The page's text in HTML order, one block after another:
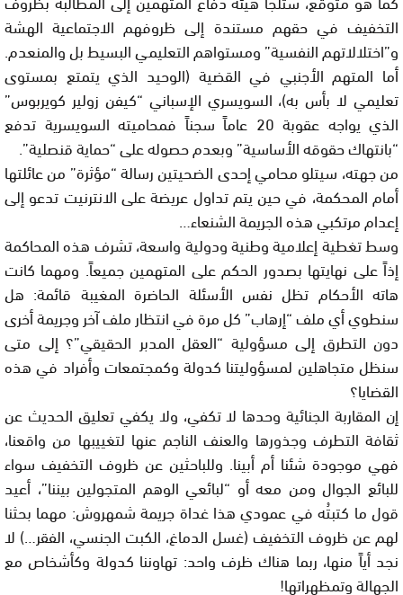
التخفيف في حقهم مستندة إلى ظروفهم الاجتماعية الهشة
و”اختلالاتهم النفسية” ومستواهم التعليمي البسيط بل والمنعدم.
أما المتهم الأجنبي في القضية (الوحيد الذي يتمتع بمستوى
تعليمي لا بأس به)، السويسري الإسباني “كيفن زولير كويربوس”
الذي يواجه عقوبة 20 عاماً سجناً فمحاميته السويسرية تدفع
“بانتهاك حقوقه الأساسية” وبعدم حصوله على “حماية قنصلية”.
من جهته، سيتلو محامي إحدى الضحيتين رسالة “مؤثرة” من عائلتها
أمام المحكمة، في حين يتم تداول عريضة على الانترنيت تدعو إلى
إعدام مرتكبي هذه الجريمة الشنعاء…
وسط تغطية إعلامية وطنية ودولية واسعة، تشرف هذه المحاكمة
إذاً على نهايتها بصدور الحكم على المتهمين جميعاً. ومهما كانت
هاته الأحكام تظل نفس الأسئلة الحاضرة المغيبة قائمة: هل
سنطوي أي ملف “إرهاب” كل مرة في انتظار ملف آخر وجريمة أخرى
دون التطرق إلى مسؤولية “العقل المدبر الحقيقي”؟ إلى متى
سنظل متجاهلين لمسؤوليتنا كدولة وكمجتمعات وأفراد في هذه
القضايا؟
إن المقاربة الجنائية وحدها لا تكفي، ولا يكفي تعليق الحديث عن
ثقافة التطرف وجذورها والعنف الناجم عنها لتغييبها من واقعنا،
فهي موجودة شئنا أم أبينا. وللباحثين عن ظروف التخفيف سواء
للبائع الجوال ومن معه أو “لبائعي الوهم المتجولين بيننا”، أعيد
قول ما كتبتُه في عمودي هذا غداة جريمة شمهروش: مهما بحثنا
لهم عن ظروف التخفيف (غسل الدماغ، الكبت الجنسي، الفقر…) لا
نجد أياً منها، ربما هناك ظرف واحد: تهاوننا كدولة وكأشخاص مع
الجهالة وتمظهراتها!